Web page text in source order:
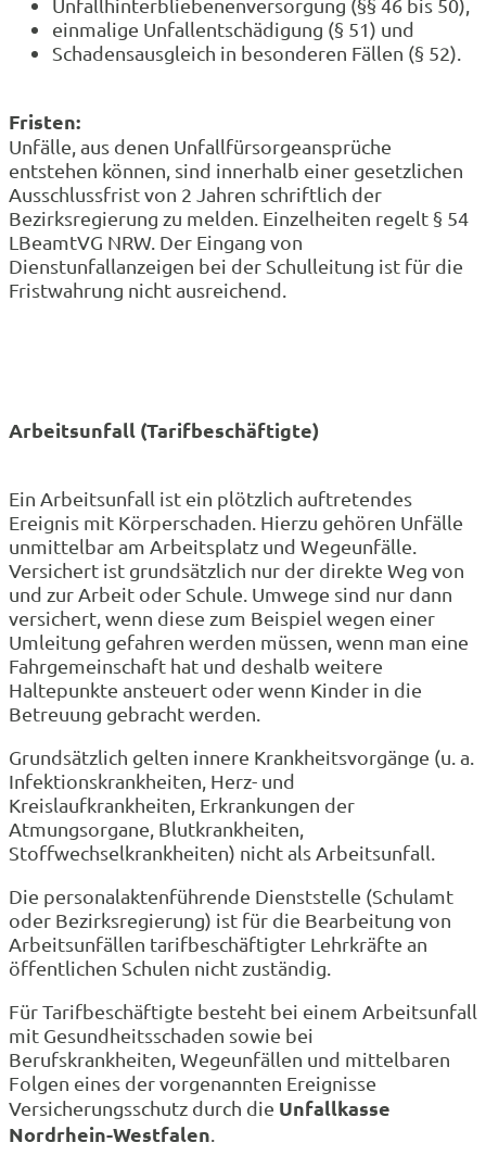
Unfallhinterbliebenenversorgung (§§ 46 bis 50),
einmalige Unfallentschädigung (§ 51) und
Schadensausgleich in besonderen Fällen (§ 52).
Fristen:
Unfälle, aus denen Unfallfürsorgeansprüche
entstehen können, sind innerhalb einer gesetzlichen
Ausschlussfrist von 2 Jahren schriftlich der
Bezirksregierung zu melden. Einzelheiten regelt § 54
LBeamtVG NRW. Der Eingang von
Dienstunfallanzeigen bei der Schulleitung ist für die
Fristwahrung nicht ausreichend.
Arbeitsunfall (Tarifbeschäftigte)
Ein Arbeitsunfall ist ein plötzlich auftretendes
Ereignis mit Körperschaden. Hierzu gehören Unfälle
unmittelbar am Arbeitsplatz und Wegeunfälle.
Versichert ist grundsätzlich nur der direkte Weg von
und zur Arbeit oder Schule. Umwege sind nur dann
versichert, wenn diese zum Beispiel wegen einer
Umleitung gefahren werden müssen, wenn man eine
Fahrgemeinschaft hat und deshalb weitere
Haltepunkte ansteuert oder wenn Kinder in die
Betreuung gebracht werden.
Grundsätzlich gelten innere Krankheitsvorgänge (u. a.
Infektionskrankheiten, Herz- und
Kreislaufkrankheiten, Erkrankungen der
Atmungsorgane, Blutkrankheiten,
Stoffwechselkrankheiten) nicht als Arbeitsunfall.
Die personalakten­führende Dienststelle (Schulamt
oder Bezirksregierung) ist für die Bearbeitung von
Arbeits­unfällen tarif­beschäftigter Lehr­kräfte an
öffentlichen Schulen nicht zuständig.
Für Tarifbeschäftigte besteht bei einem Arbeitsunfall
mit Gesundheitsschaden sowie bei
Berufskrankheiten, Wegeunfällen und mittelbaren
Folgen eines der vorgenannten Ereignisse
Versicherungsschutz durch die Unfallkasse
Nordrhein-Westfalen.